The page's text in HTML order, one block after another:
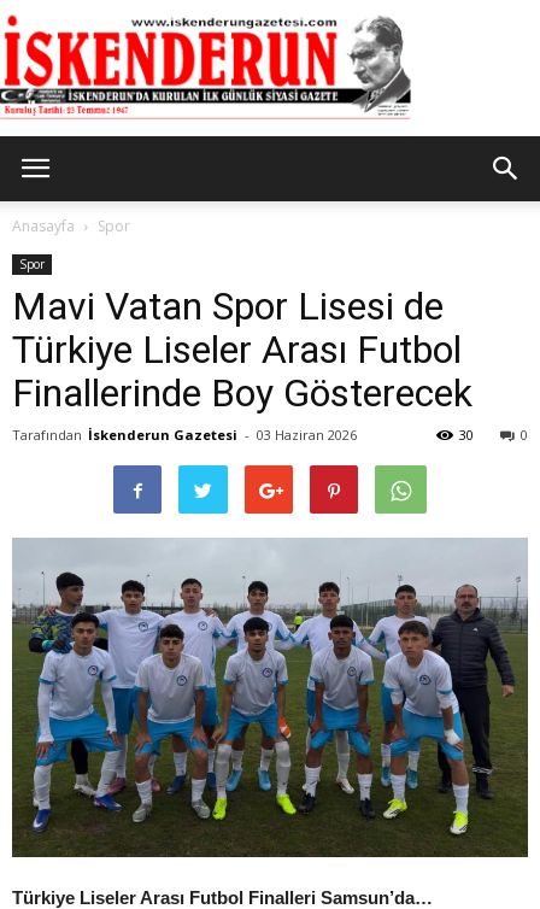
Gazetesi
Anasayfa Spor
Spor
Mavi Vatan Spor Lisesi de
Türkiye Liseler Arası Futbol
Finallerinde Boy Gösterecek
Tarafından İskenderun Gazetesi - 03 Haziran 2026 0
30
Türkiye Liseler Arası Futbol Finalleri Samsun’da…